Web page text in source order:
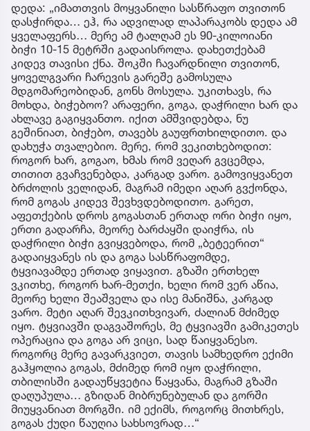
დედა: „იმათთვის მოყვანილი სასწრაფო თვითონ
დასჭირდა… ეჰ, რა ადვილად ლაპარაკობს დედა ამ
ყველაფერს… მერე ამ ტალღამ ეს 90-კილოიანი
ბიჭი 10-15 მეტრში გადაისროლა. დახეთქებამ
კიდევ თავისი ქნა. შოკში ჩავარდნილი თვითონ,
ყოველგვარი ჩარევის გარეშე გამოსულა
მდგომარეობიდან, გონს მოსულა. უკითხავს, რა
მოხდა, ბიჭებოო? არაფერი, გოგა, დაჭრილი ხარ და
ახლავე გაგიყვანთო. იქით ამშვიდებდა, ნუ
გეშინიათ, ბიჭებო, თავებს გაუფრთხილდითო. და
დახუჭა თვალებიო. მერე, რომ ვეკითხებოდით:
როგორ ხარ, გოგაო, ხმას რომ ვეღარ გვცემდა,
თითით გვაჩვენებდა, კარგად ვარო. გამოვიყვანეთ
ბრძოლის ველიდან, მაგრამ იმედი აღარ გვქონდა,
რომ გოგას კიდევ შევხვდებოდითო. გარეთ,
აფეთქების დროს გოგასთან ერთად ორი ბიჭი იყო,
ერთი გადარჩა, მეორე ბარძაყში დაიჭრა, ის
დაჭრილი ბიჭი გვიყვებოდა, რომ „ბეტეერით“
გადაიყვანეს ის და გოგა სასწრაფომდე,
ტყვიავამდე ერთად ვიყავით. გზაში ერთხელ
ვკითხე, როგორ ხარ-მეთქი, ხელი რომ ვერ აწია,
მეორე ხელი შეაშველა და ისე მანიშნა, კარგად
ვარო. მეტი აღარ შევკითხვივარ, ძალიან მძიმედ
იყო. ტყვიავში დაგვაშორეს, მე ტყვიავში გამიკეთეს
ოპერაცია და გოგა არ ვიცი, სად წაიყვანესო.
როგორც მერე გავარკვიეთ, თავის სამხედრო ექიმი
გაჰყოლია გოგას, მძიმედ რომ იყო დაჭრილი,
თბილისში გადაუწყვეტია წაყვანა, მაგრამ გზაში
დაღუპულა… გზიდან მიბრუნებულან და გორში
მიუყვანიათ მორგში. იმ ექიმს, როგორც მითხრეს,
გოგას ქუდი წაუღია სახსოვრად…“